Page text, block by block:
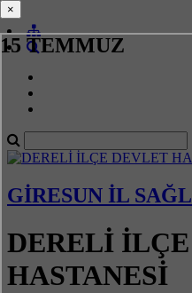
15 TEMMUZ
GİRESUN İL
DERELİ
HASTANESİ
×